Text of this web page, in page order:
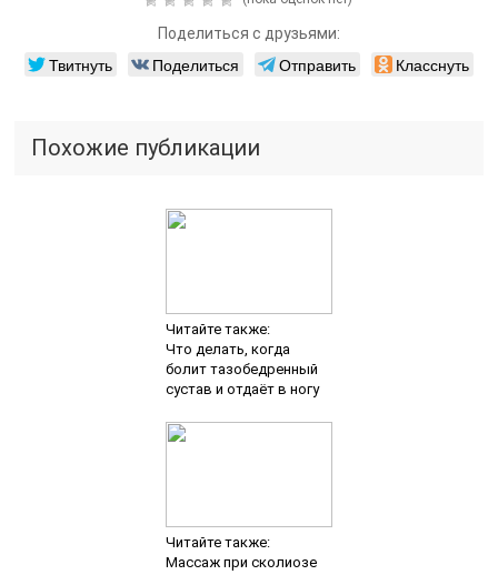
Поделиться с друзьями:
Твитнуть Поделиться Отправить Класснуть
Похожие публикации
Читайте также:
Что делать, когда
болит тазобедренный
сустав и отдаёт в ногу
Читайте также:
Массаж при сколиозе